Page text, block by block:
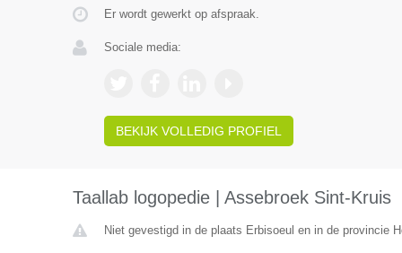
Er wordt gewerkt op afspraak.
Sociale media:
BEKIJK VOLLEDIG PROFIEL
Taallab logopedie | Assebroek Sint-Kruis
Niet gevestigd in de plaats Erbisoeul en in de provincie